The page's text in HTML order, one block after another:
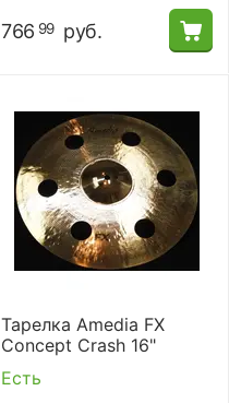
766 99 руб.
Тарелка Amedia FX
Concept Crash 16"
Есть